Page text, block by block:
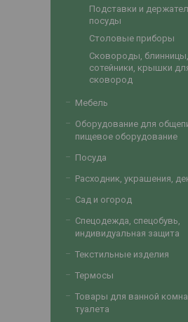
Подставки и
посуды
Столовые приборы
Сковороды, блинницы,
сотейники, крышки
сковород
Мебель
Оборудование для
пищевое оборудование
Посуда
Расходник, украшения,
Сад и огород
Спецодежда, спецобувь,
индивидуальная защита
Текстильные изделия
Термосы
Товары для ванной
туалета